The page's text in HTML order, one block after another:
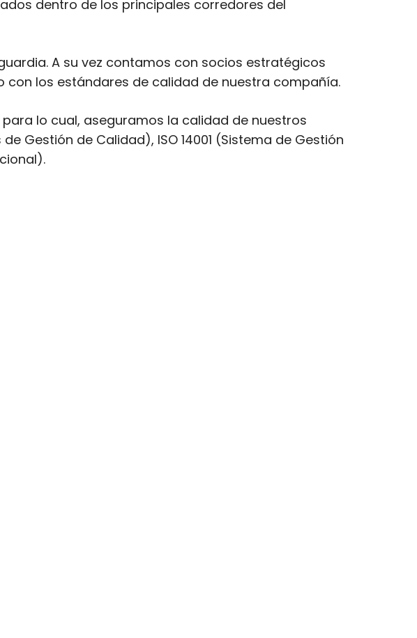
dentro de los principales corredores del
A su vez contamos con socios estratégicos
los estándares de calidad de nuestra compañía.
lo cual, aseguramos la calidad de nuestros
Gestión de Calidad), ISO 14001 (Sistema de Gestión